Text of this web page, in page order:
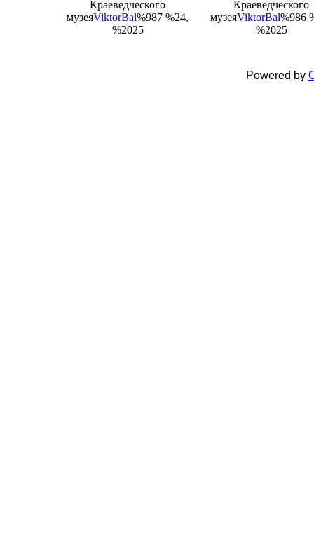
Краеведческого
музеяViktorBal%987 %24,
%2025
Краеведческого
музеяViktorBal%986
%2025
Powered by